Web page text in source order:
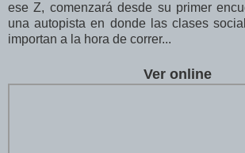
ese Z, comenzará desde su primer
una autopista en donde las clases
importan a la hora de correr...
Ver online